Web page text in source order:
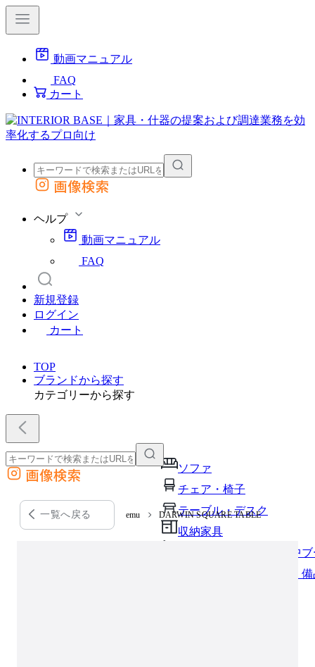
動画マニュアル
FAQ
カート
外部サイトの商品をカートに追加
画像検索
ヘルプ
動画マニュアル
FAQ
新規登録
ログイン
カート
TOP
ブランドから探す
カテゴリーから探す
ソファ
チェア・椅子
テーブル・デスク
収納家具
パーソナルブース・集中
オフィスアクセサリー・
外部サイトの商品をカートに追加
他のサイトで見つけた商品ページのURLを貼り付けて、カートに追加できます
画像検索
一覧へ戻る emu DARWIN SQUARE TABLE